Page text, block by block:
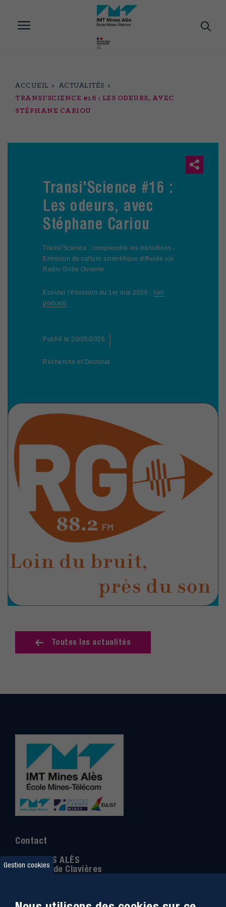
contenu
ACCUEIL
ACTUALITÉS
TRANSI'SCIENCE #16 : LES ODEURS, AVEC
STÉPHANE CARIOU
Transi'Science #16 :
Les odeurs, avec
Stéphane Cariou
Transi'Science : comprendre les transitions -
Emission de culture scientifique diffusée via
Radio Grille Ouverte.
Ecouter l'émission du 1er mai 2026 : lien
podcast
Publié le 20/05/2026
Recherche et Doctorat
Toutes les actualités
Contact
IMT MINES ALÈS
6 Avenue de Clavières
Téléphone 04 66 78 50 00
Gestion cookies